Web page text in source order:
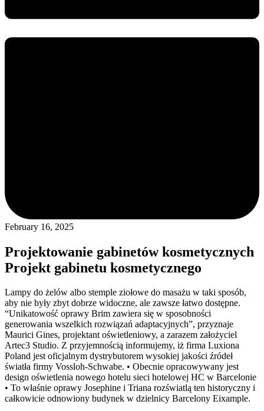
February 16, 2025
Projektowanie gabinetów kosmetycznych
Projekt gabinetu kosmetycznego
Lampy do żelów albo stemple ziołowe do masażu w taki sposób,
aby nie były zbyt dobrze widoczne, ale zawsze łatwo dostępne.
“Unikatowość oprawy Brim zawiera się w sposobności
generowania wszelkich rozwiązań adaptacyjnych”, przyznaje
Maurici Gines, projektant oświetleniowy, a zarazem założyciel
Artec3 Studio. Z przyjemnością informujemy, iż firma Luxiona
Poland jest oficjalnym dystrybutorem wysokiej jakości źródeł
światła firmy Vossloh-Schwabe. • Obecnie opracowywany jest
design oświetlenia nowego hotelu sieci hotelowej HC w Barcelonie
• To właśnie oprawy Josephine i Triana rozświatlą ten historyczny i
całkowicie odnowiony budynek w dzielnicy Barcelony Eixample.